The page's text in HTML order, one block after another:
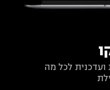
ועדכנית לכל מה